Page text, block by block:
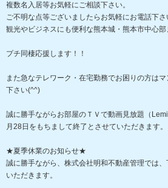
複数名入居等お気軽にご相談下さい。
ご不明な点等ございましたらお気軽にお電話下
観光やビジネスにも便利な熊本城・熊本市中心
プチ同棲応援します！！
また急なテレワーク・在宅勤務でお困りの方は
下さい(^^)
誠に勝手ながらお部屋のＴＶで動画見放題（
月28日をもちまして終了とさせていただきます。
★夏季休業のお知らせ★
誠に勝手ながら、株式会社明和不動産管理では
いただきます。